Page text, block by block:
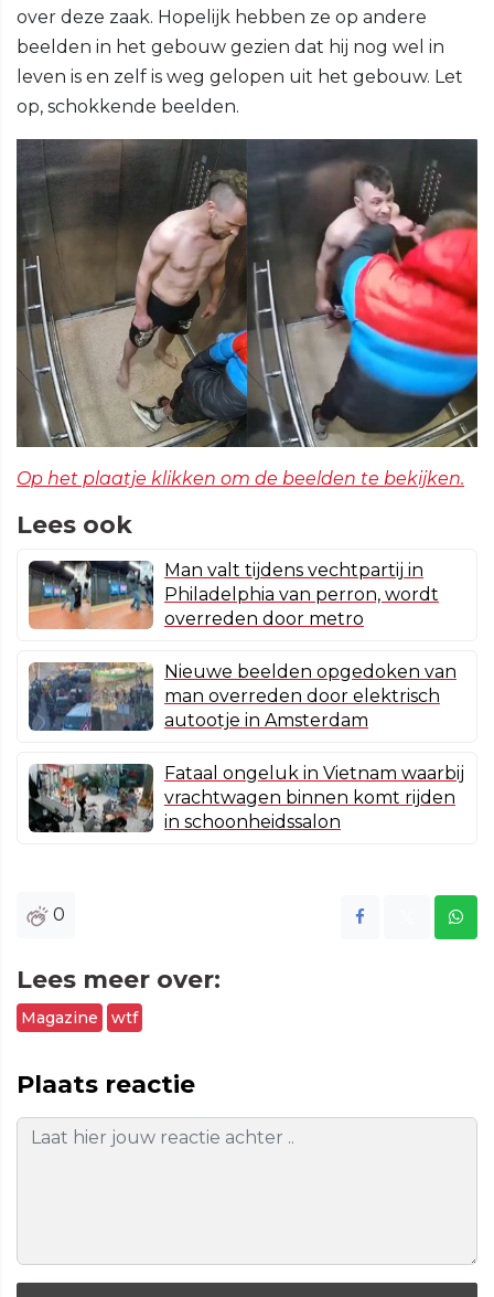
over deze zaak. Hopelijk hebben ze op andere
beelden in het gebouw gezien dat hij nog wel in
leven is en zelf is weg gelopen uit het gebouw. Let
op, schokkende beelden.
Op het plaatje klikken om de beelden te bekijken.
Lees ook
Man valt tijdens vechtpartij in
Philadelphia van perron, wordt
overreden door metro
Nieuwe beelden opgedoken van
man overreden door elektrisch
autootje in Amsterdam
Fataal ongeluk in Vietnam waarbij
vrachtwagen binnen komt rijden
in schoonheidssalon
0
Lees meer over:
Magazine wtf
Plaats reactie